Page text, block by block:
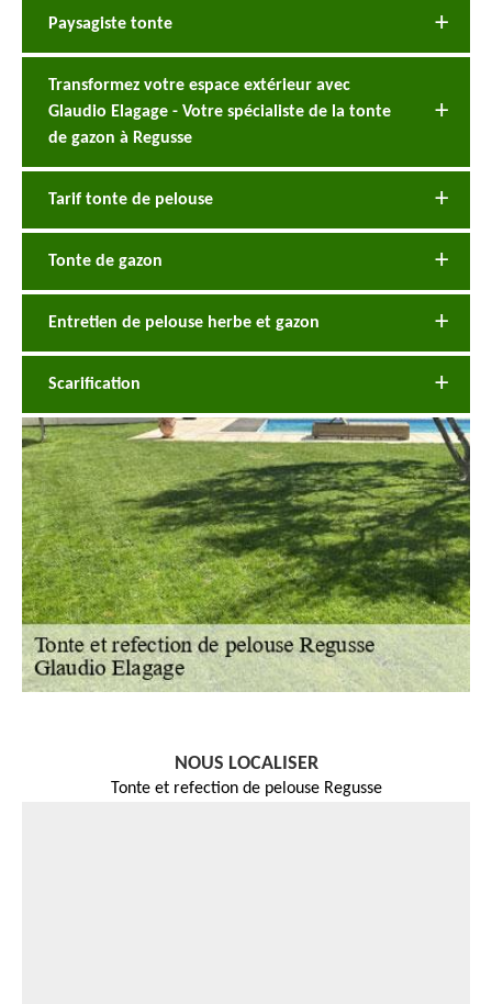
Paysagiste tonte
Transformez votre espace extérieur avec
Glaudio Elagage - Votre spécialiste de la tonte
de gazon à Regusse
Tarif tonte de pelouse
Tonte de gazon
Entretien de pelouse herbe et gazon
Scarification
NOUS LOCALISER
Tonte et refection de pelouse Regusse